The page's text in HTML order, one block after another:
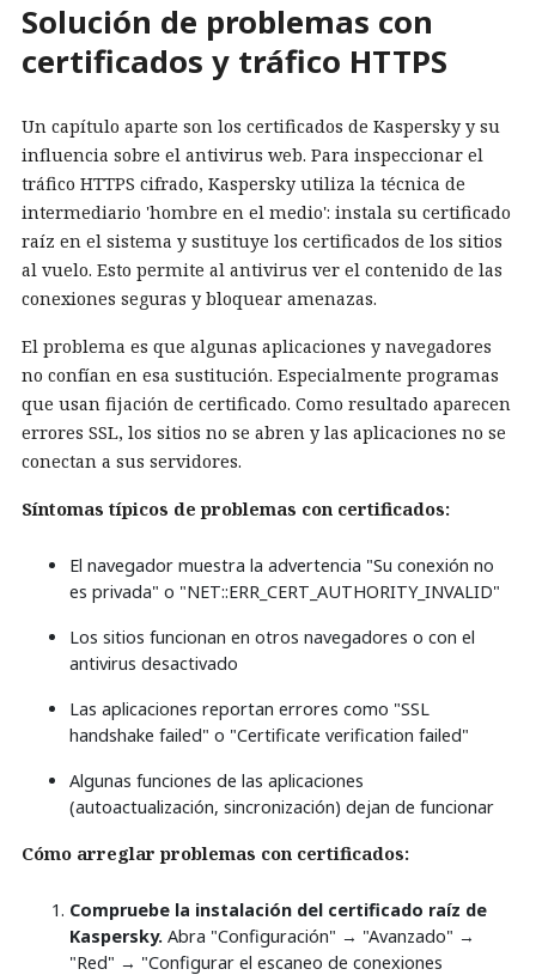
Solución de problemas con
certificados y tráfico HTTPS
Un capítulo aparte son los certificados de Kaspersky y su
influencia sobre el antivirus web. Para inspeccionar el
tráfico HTTPS cifrado, Kaspersky utiliza la técnica de
intermediario 'hombre en el medio': instala su certificado
raíz en el sistema y sustituye los certificados de los sitios
al vuelo. Esto permite al antivirus ver el contenido de las
conexiones seguras y bloquear amenazas.
El problema es que algunas aplicaciones y navegadores
no confían en esa sustitución. Especialmente programas
que usan fijación de certificado. Como resultado aparecen
errores SSL, los sitios no se abren y las aplicaciones no se
conectan a sus servidores.
Síntomas típicos de problemas con certificados:
El navegador muestra la advertencia "Su conexión no
es privada" o "NET::ERR_CERT_AUTHORITY_INVALID"
Los sitios funcionan en otros navegadores o con el
antivirus desactivado
Las aplicaciones reportan errores como "SSL
handshake failed" o "Certificate verification failed"
Algunas funciones de las aplicaciones
(autoactualización, sincronización) dejan de funcionar
Cómo arreglar problemas con certificados:
Compruebe la instalación del certificado raíz de
Kaspersky. Abra "Configuración" → "Avanzado" →
"Red" → "Configurar el escaneo de conexiones